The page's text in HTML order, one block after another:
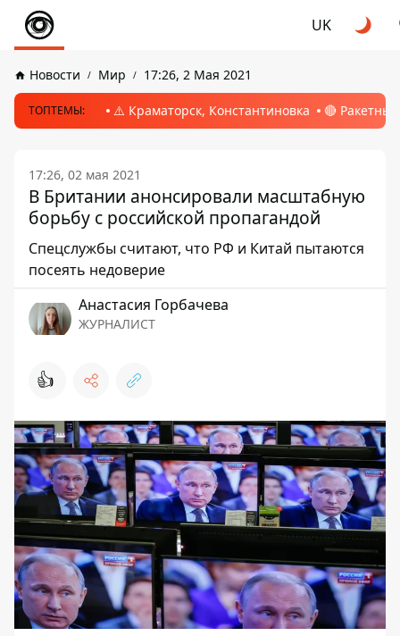
UK
Новости Мир 17:26, 2 Мая 2021
ТОПТЕМЫ: ⚠️ Краматорск, Константиновка 🔴
17:26, 02 мая 2021
В Британии анонсировали масштабную
борьбу с российской пропагандой
Спецслужбы считают, что РФ и Китай пытаются
посеять недоверие
Анастасия Горбачева
ЖУРНАЛИСТ
👍